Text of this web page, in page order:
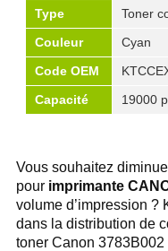
Type
Toner
Couleur
Cyan
Code OEM
Capacité
19000
Vous souhaitez
pour imprimante
volume d’impression ?
dans la distribution de
toner Canon